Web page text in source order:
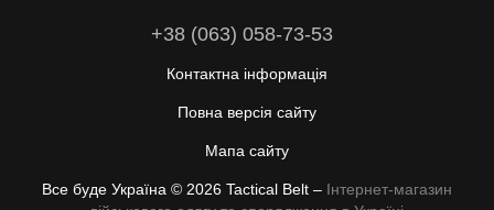
+38 (063) 058-73-53
Контактна інформація
Повна версія сайту
Мапа сайту
Все буде Україна © 2026 Tactical Belt – Інтернет-магазин